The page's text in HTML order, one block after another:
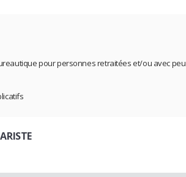
pour personnes retraitées et/ou avec peu